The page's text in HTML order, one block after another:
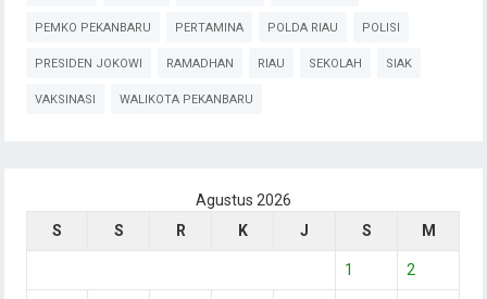
PEMKO PEKANBARU PERTAMINA POLDA RIAU POLISI
PRESIDEN JOKOWI RAMADHAN RIAU SEKOLAH SIAK
VAKSINASI WALIKOTA PEKANBARU
Agustus 2026
S
S R K J S M
1 2